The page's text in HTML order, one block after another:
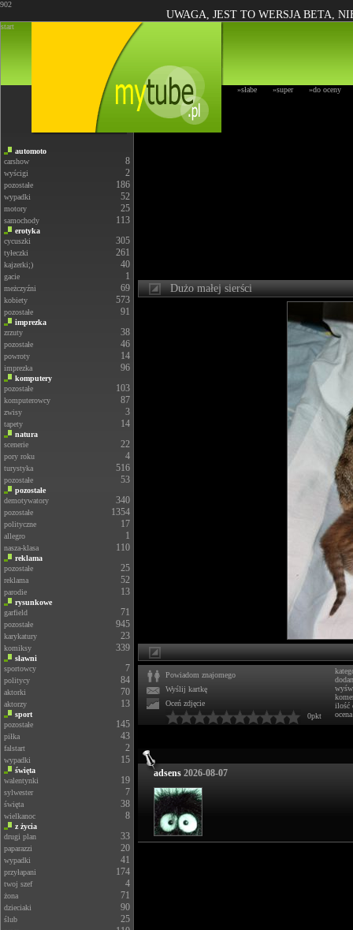
902
UWAGA, JEST TO WERSJA BETA,
start
»słabe »super »do oceny
automoto
carshow
8
wyścigi 2
pozostałe 186
wypadki 52
motory 25
samochody 113
erotyka
cycuszki
305
tyłeczki 261
kajzerki;) 40
gacie 1
meżczyźni 69
kobiety 573
pozostałe 91
imprezka
zrzuty
38
pozostałe 46
powroty 14
imprezka 96
komputery
pozostałe
103
komputerowcy 87
zwisy 3
tapety 14
natura
scenerie
22
pory roku 4
turystyka 516
pozostałe 53
pozostałe
demotywatory
340
pozostałe 1354
polityczne 17
allegro 1
nasza-klasa 110
reklama
pozostałe
25
reklama 52
parodie 13
rysunkowe
garfield
71
pozostałe 945
karykatury 23
komiksy 339
sławni
sportowcy
7
politycy 84
aktorki 70
aktorzy 13
sport
pozostałe
145
piłka 43
falstart 2
wypadki 15
święta
walentynki
19
sylwester 7
święta 38
wielkanoc 8
z życia
drugi plan
33
paparazzi 20
wypadki 41
przyłapani 174
twoj szef 4
żona 71
dzieciaki 90
ślub 25
Dużo małej sierści
Powiadom znajomego
Wyślij kartkę
Oceń zdjęcie
0pkt
ilość
ocena
adsens 2026-08-07